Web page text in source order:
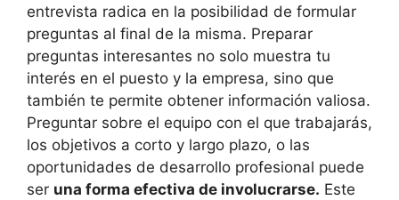
entrevista radica en la ⁤posibilidad de formular
preguntas al final de⁢ la misma. Preparar
preguntas interesantes no solo⁢ muestra tu⁣
interés en el puesto y la empresa, sino que
también te​ permite obtener información valiosa.
Preguntar ‌sobre⁢ el equipo con el que trabajarás,
los objetivos a corto y‍ largo⁣ plazo, o ‌las
oportunidades de desarrollo profesional ‌puede
ser una ⁣forma efectiva⁣ de involucrarse. Este